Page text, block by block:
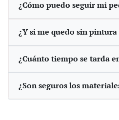
¿Cómo puedo seguir mi
¿Y si me quedo sin
¿Cuánto tiempo se tarda
¿Son seguros los